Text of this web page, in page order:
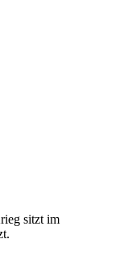
sitzt im